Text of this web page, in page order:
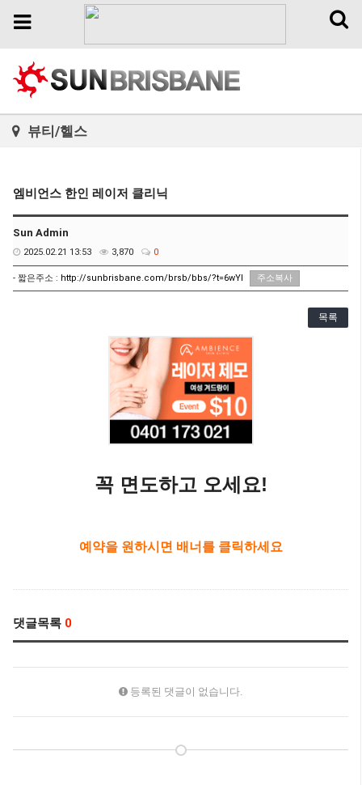
Toggle
Toggle
뷰티/헬스
엠비언스 한인 레이저 클리닉
Sun Admin
2025.02.21 13:53 3,870 0
- 짧은주소 : http://sunbrisbane.com/brsb/bbs/?t=6wYl 주소복사
목록
꼭 면도하고 오세요!
예약을 원하시면 배너를 클릭하세요
댓글목록 0
등록된 댓글이 없습니다.